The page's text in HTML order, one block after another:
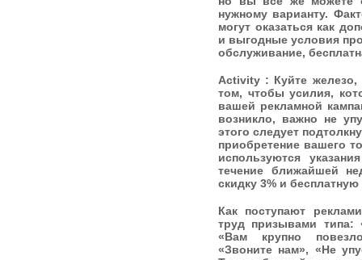
нужному варианту.
могут оказаться как
и выгодные условия
обслуживание,
Activity : Куйте железо,
том, чтобы усилия,
вашей рекламной
возникло, важно не
этого следует
приобретение вашего
используются
течение ближайшей
скидку 3% и
Как поступают
труд призывами
«Вам крупно
«Звоните нам», «Не